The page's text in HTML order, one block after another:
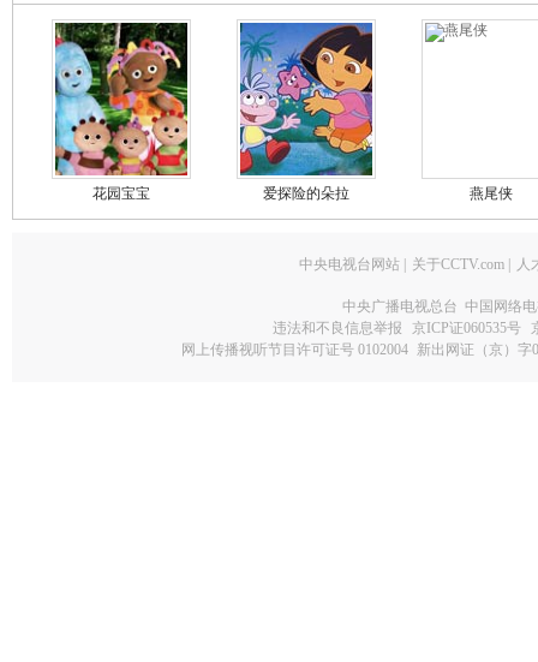
花园宝宝 爱探险的朵拉 燕尾侠
中央电视台网站 关于CCTV.com 人
中央广播电视总台 中国网络
违法和不良信息举报
京ICP证060535号
网上传播视听节目许可证号 0102004 新出网证（京）